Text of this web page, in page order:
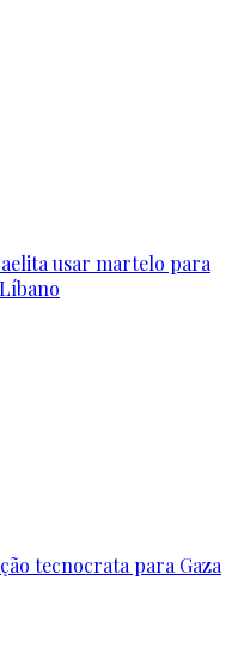
usar martelo para
tecnocrata para Gaza